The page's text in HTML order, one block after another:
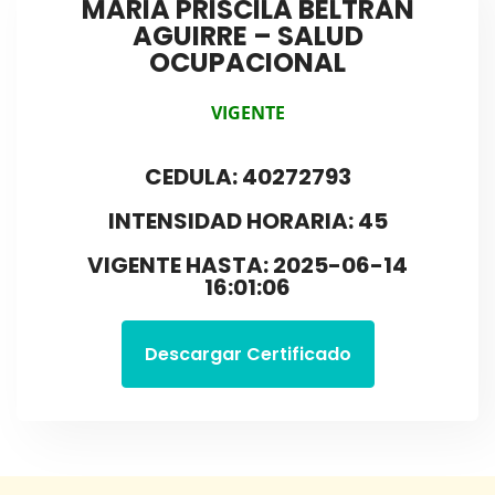
MARIA PRISCILA BELTRAN
AGUIRRE – SALUD
OCUPACIONAL
VIGENTE
CEDULA: 40272793
INTENSIDAD HORARIA: 45
VIGENTE HASTA: 2025-06-14
16:01:06
Descargar Certificado